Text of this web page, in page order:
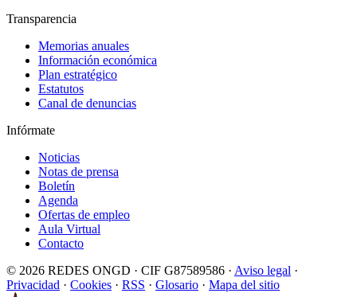
Transparencia
Memorias anuales
Información económica
Plan estratégico
Estatutos
Canal de denuncias
Infórmate
Noticias
Notas de prensa
Boletín
Agenda
Ofertas de empleo
Aula Virtual
Contacto
© 2026 REDES ONGD · CIF G87589586 · Aviso legal ·
Privacidad · Cookies · RSS · Glosario · Mapa del sitio